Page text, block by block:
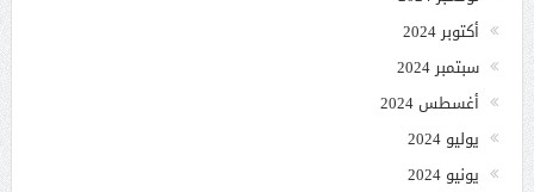
أكتوبر 2024
سبتمبر 2024
أغسطس 2024
يوليو 2024
يونيو 2024